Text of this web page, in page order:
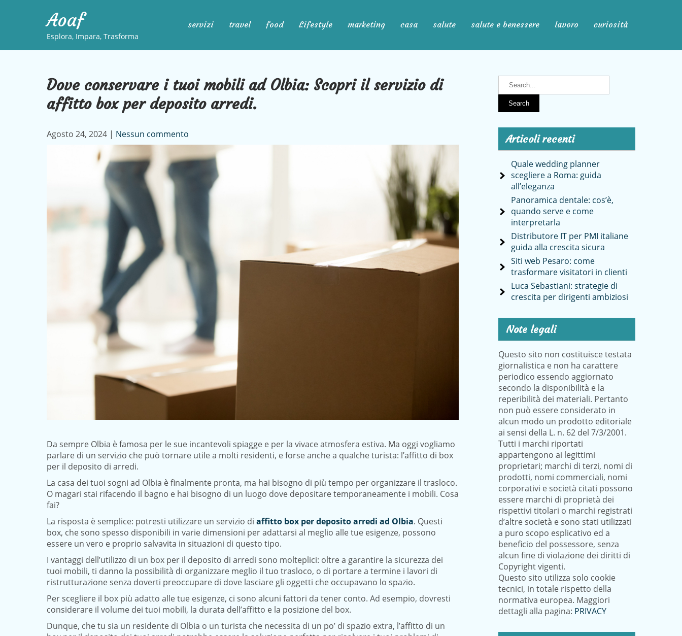
Aoaf
Esplora, Impara, Trasforma
servizi travel food Lifestyle marketing casa salute salute e benessere lavoro curiosità
Dove conservare i tuoi mobili ad Olbia: Scopri il servizio di
affitto box per deposito arredi.
Agosto 24, 2024 | Nessun commento
Da sempre Olbia è famosa per le sue incantevoli spiagge e per la vivace atmosfera estiva. Ma oggi vogliamo
parlare di un servizio che può tornare utile a molti residenti, e forse anche a qualche turista: l’affitto di box
per il deposito di arredi.
La casa dei tuoi sogni ad Olbia è finalmente pronta, ma hai bisogno di più tempo per organizzare il trasloco.
O magari stai rifacendo il bagno e hai bisogno di un luogo dove depositare temporaneamente i mobili. Cosa
fai?
La risposta è semplice: potresti utilizzare un servizio di affitto box per deposito arredi ad Olbia. Questi
box, che sono spesso disponibili in varie dimensioni per adattarsi al meglio alle tue esigenze, possono
essere un vero e proprio salvavita in situazioni di questo tipo.
I vantaggi dell’utilizzo di un box per il deposito di arredi sono molteplici: oltre a garantire la sicurezza dei
tuoi mobili, ti danno la possibilità di organizzare meglio il tuo trasloco, o di portare a termine i lavori di
ristrutturazione senza doverti preoccupare di dove lasciare gli oggetti che occupavano lo spazio.
Per scegliere il box più adatto alle tue esigenze, ci sono alcuni fattori da tener conto. Ad esempio, dovresti
considerare il volume dei tuoi mobili, la durata dell’affitto e la posizione del box.
Dunque, che tu sia un residente di Olbia o un turista che necessita di un po’ di spazio extra, l’affitto di un
Articoli recenti
Quale wedding planner
scegliere a Roma: guida
all’eleganza
Panoramica dentale: cos’è,
quando serve e come
interpretarla
Distributore IT per PMI italiane
guida alla crescita sicura
Siti web Pesaro: come
trasformare visitatori in clienti
Luca Sebastiani: strategie di
crescita per dirigenti ambiziosi
Note legali
Questo sito non costituisce testata
giornalistica e non ha carattere
periodico essendo aggiornato
secondo la disponibilità e la
reperibilità dei materiali. Pertanto
non può essere considerato in
alcun modo un prodotto editoriale
ai sensi della L. n. 62 del 7/3/2001.
Tutti i marchi riportati
appartengono ai legittimi
proprietari; marchi di terzi, nomi di
prodotti, nomi commerciali, nomi
corporativi e società citati possono
essere marchi di proprietà dei
rispettivi titolari o marchi registrati
d’altre società e sono stati utilizzati
a puro scopo esplicativo ed a
beneficio del possessore, senza
alcun fine di violazione dei diritti di
Copyright vigenti.
Questo sito utilizza solo cookie
tecnici, in totale rispetto della
normativa europea. Maggiori
dettagli alla pagina: PRIVACY